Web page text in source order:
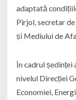
adaptată
Pîrjol, secretar
și Mediului de
În cadrul ședinței
nivelul Direcției
Economiei,